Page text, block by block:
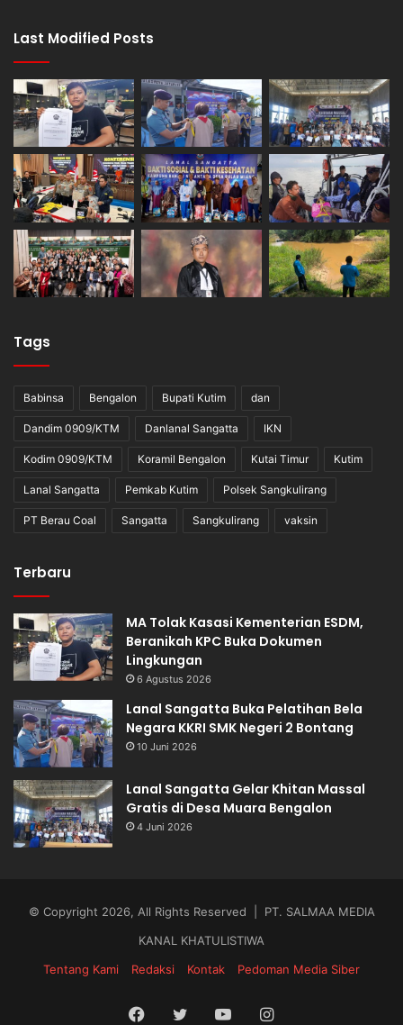
Last Modified Posts
Tags
Babinsa Bengalon Bupati Kutim dan
Dandim 0909/KTM Danlanal Sangatta IKN
Kodim 0909/KTM Koramil Bengalon Kutai Timur Kutim
Lanal Sangatta Pemkab Kutim Polsek Sangkulirang
PT Berau Coal Sangatta Sangkulirang vaksin
Terbaru
MA Tolak Kasasi Kementerian ESDM,
Beranikah KPC Buka Dokumen
Lingkungan
6 Agustus 2026
Lanal Sangatta Buka Pelatihan Bela
Negara KKRI SMK Negeri 2 Bontang
10 Juni 2026
Lanal Sangatta Gelar Khitan Massal
Gratis di Desa Muara Bengalon
4 Juni 2026
© Copyright 2026, All Rights Reserved | PT. SALMAA MEDIA
KANAL KHATULISTIWA
Tentang Kami
Redaksi Kontak Pedoman Media Siber
Facebook
TwitterYouTubeInstagram